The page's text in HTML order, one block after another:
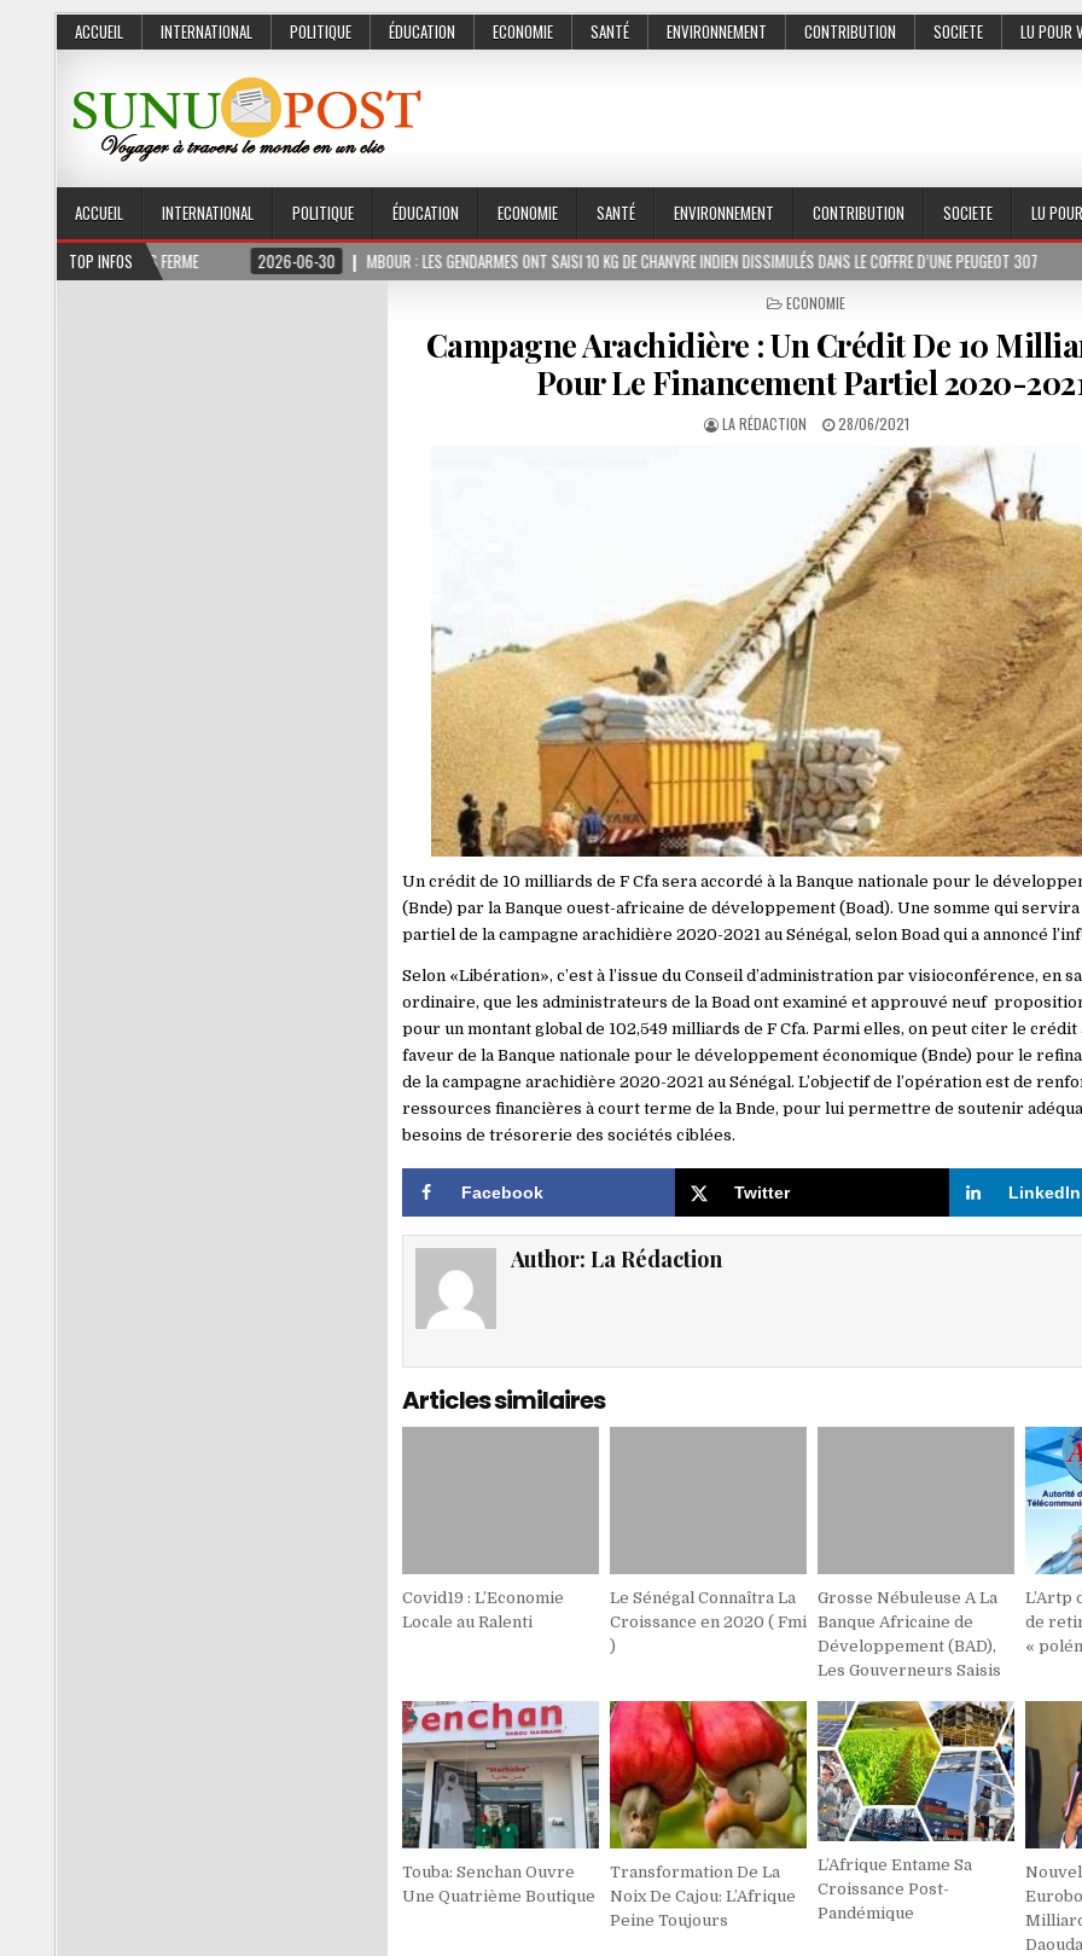
ACCUEIL INTERNATIONAL POLITIQUE ÉDUCATION ECONOMIE SANTÉ ENVIRONNEMENT CONTRIBUTION SOCIETE LU POUR
ACCUEIL INTERNATIONAL POLITIQUE ÉDUCATION ECONOMIE SANTÉ ENVIRONNEMENT CONTRIBUTION SOCIETE LU
TOP INFOS
3 MOIS FERME 2026-06-30 MBOUR : LES GENDARMES ONT SAISI 10 KG DE CHANVRE INDIEN DISSIMULÉS DANS LE COFFRE D’UNE PEUGEOT 307 2026-07-01
POSTED
ECONOMIE
Campagne Arachidière : Un Crédit De 10
Pour Le Financement Partiel 2020-
LA RÉDACTION 28/06/2021
Un crédit de 10 milliards de F Cfa sera accordé à la Banque nationale pour le
(Bnde) par la Banque ouest-africaine de développement (Boad). Une somme qui
partiel de la campagne arachidière 2020-2021 au Sénégal, selon Boad qui a annoncé
Selon «Libération», c’est à l’issue du Conseil d’administration par visioconférence, en
ordinaire, que les administrateurs de la Boad ont examiné et approuvé neuf
pour un montant global de 102,549 milliards de F Cfa. Parmi elles, on peut citer le
faveur de la Banque nationale pour le développement économique (Bnde) pour le
de la campagne arachidière 2020-2021 au Sénégal. L’objectif de l’opération est de
ressources financières à court terme de la Bnde, pour lui permettre de soutenir
besoins de trésorerie des sociétés ciblées.
Facebook Twitter LinkedIn
Author: La Rédaction
Articles similaires
Covid19 : L’Economie
Locale au Ralenti
Le Sénégal Connaîtra La
Croissance en 2020 ( Fmi
)
Grosse Nébuleuse A La
Banque Africaine de
Développement (BAD),
Les Gouverneurs Saisis
L’Artp
de
«
Touba: Senchan Ouvre
Une Quatrième Boutique
Transformation De La
Noix De Cajou: L’Afrique
Peine Toujours
L’Afrique Entame Sa
Croissance Post-
Pandémique